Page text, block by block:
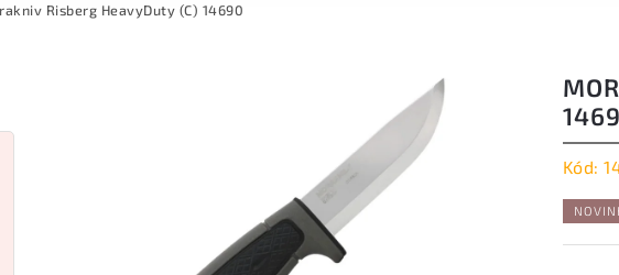
Risberg HeavyDuty (C) 14690
Kód: